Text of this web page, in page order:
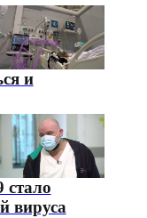
и
стало
вируса